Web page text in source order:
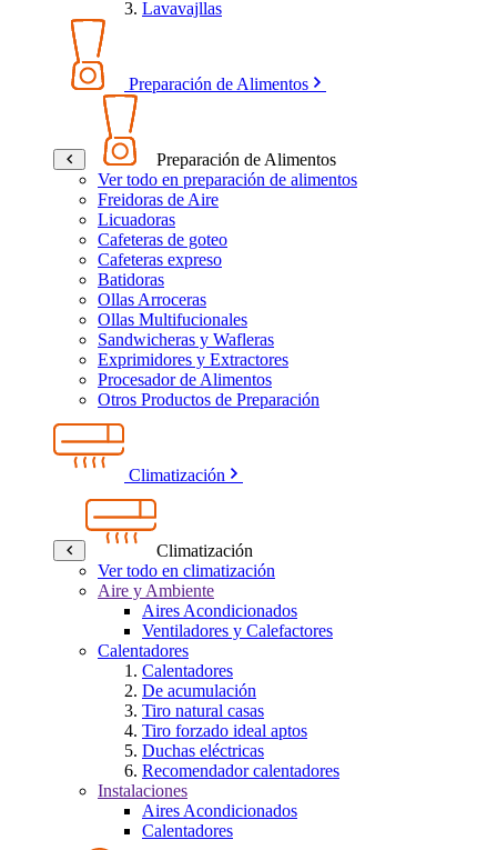
Lavavajllas
Preparación de Alimentos
Preparación de Alimentos
Ver todo en preparación de alimentos
Freidoras de Aire
Licuadoras
Cafeteras de goteo
Cafeteras expreso
Batidoras
Ollas Arroceras
Ollas Multifucionales
Sandwicheras y Wafleras
Exprimidores y Extractores
Procesador de Alimentos
Otros Productos de Preparación
Climatización
Climatización
Ver todo en climatización
Aire y Ambiente
Aires Acondicionados
Ventiladores y Calefactores
Calentadores
Calentadores
De acumulación
Tiro natural casas
Tiro forzado ideal aptos
Duchas eléctricas
Recomendador calentadores
Instalaciones
Aires Acondicionados
Calentadores